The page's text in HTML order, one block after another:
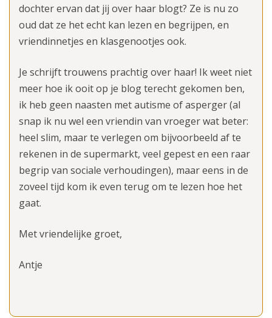
dochter ervan dat jij over haar blogt? Ze is nu zo
oud dat ze het echt kan lezen en begrijpen, en
vriendinnetjes en klasgenootjes ook.
Je schrijft trouwens prachtig over haar! Ik weet niet
meer hoe ik ooit op je blog terecht gekomen ben,
ik heb geen naasten met autisme of asperger (al
snap ik nu wel een vriendin van vroeger wat beter:
heel slim, maar te verlegen om bijvoorbeeld af te
rekenen in de supermarkt, veel gepest en een raar
begrip van sociale verhoudingen), maar eens in de
zoveel tijd kom ik even terug om te lezen hoe het
gaat.
Met vriendelijke groet,
Antje